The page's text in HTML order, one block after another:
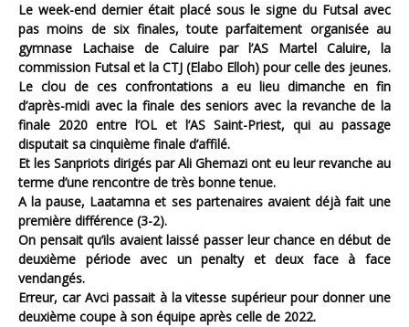
Le week-end dernier était placé sous le signe du Futsal avec
pas moins de six finales, toute parfaitement organisée au
gymnase Lachaise de Caluire par l’AS Martel Caluire, la
commission Futsal et la CTJ (Elabo Elloh) pour celle des jeunes.
Le clou de ces confrontations a eu lieu dimanche en fin
d’après-midi avec la finale des seniors avec la revanche de la
finale 2020 entre l’OL et l’AS Saint-Priest, qui au passage
disputait sa cinquième finale d’affilé.
Et les Sanpriots dirigés par Ali Ghemazi ont eu leur revanche au
terme d’une rencontre de très bonne tenue.
A la pause, Laatamna et ses partenaires avaient déjà fait une
première différence (3-2).
On pensait qu’ils avaient laissé passer leur chance en début de
deuxième période avec un penalty et deux face à face
vendangés.
Erreur, car Avci passait à la vitesse supérieur pour donner une
deuxième coupe à son équipe après celle de 2022.